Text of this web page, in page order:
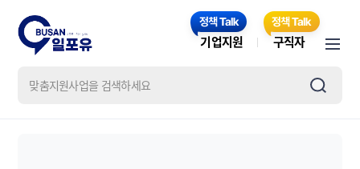
기업지원 구직자